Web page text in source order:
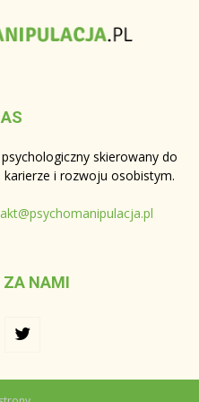
skierowany do
karierze i rozwoju osobistym.
ZA NAMI